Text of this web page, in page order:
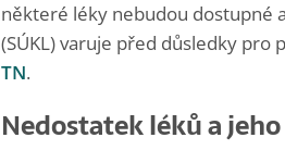
některé léky nebudou dostupné
(SÚKL) varuje před důsledky
TN.
Nedostatek léků a